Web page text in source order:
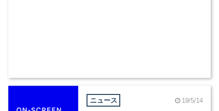
ニュース 19/5/14